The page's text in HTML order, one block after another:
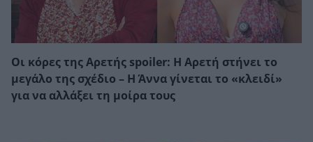
Οι κόρες της Αρετής spoiler: Η Αρετή στήνει το
μεγάλο της σχέδιο – Η Άννα γίνεται το «κλειδί»
για να αλλάξει τη μοίρα τους